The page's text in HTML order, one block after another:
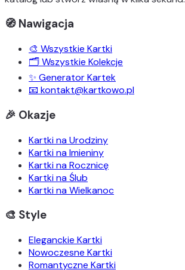
🧭 Nawigacja
🎨 Wszystkie Kartki
🗂️ Wszystkie Kolekcje
✨ Generator Kartek
📧 kontakt@kartkowo.pl
🎉 Okazje
Kartki na Urodziny
Kartki na Imieniny
Kartki na Rocznicę
Kartki na Ślub
Kartki na Wielkanoc
🎨 Style
Eleganckie Kartki
Nowoczesne Kartki
Romantyczne Kartki